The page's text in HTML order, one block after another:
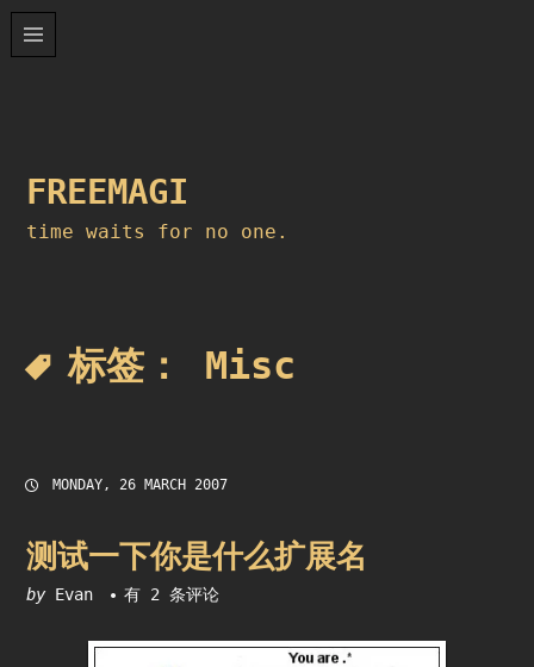
Skip
FREEMAGI
time waits for no one.
标签： Misc
MONDAY, 26 MARCH 2007
测试一下你是什么扩展名
by Evan
测
一
有 2 条评论